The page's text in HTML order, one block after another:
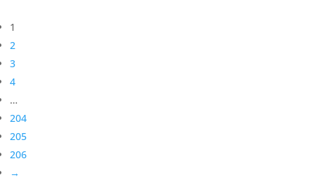
1
2
3
4
…
204
205
206
→